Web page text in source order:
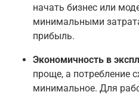
начать бизнес или
минимальными
прибыль.
Экономичность в
проще, а потребление
минимальное. Для